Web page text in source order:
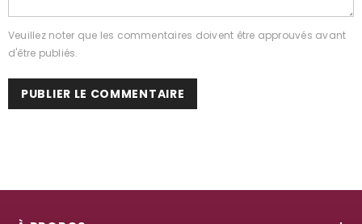
Veuillez noter que les commentaires doivent être approuvés avant
d'être publiés.